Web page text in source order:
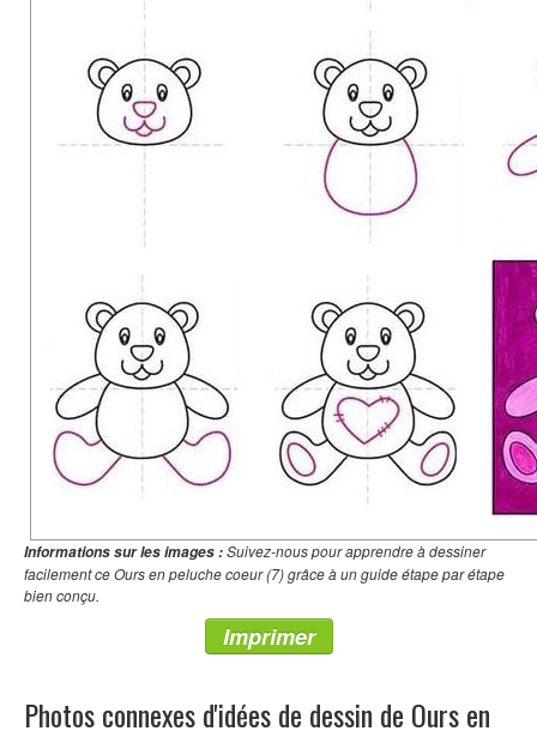
Informations sur les images :Suivez-nous pour apprendre à dessiner
facilement ce Ours en peluche coeur (7) grâce à un guide étape par étape
bien conçu.
Imprimer
Photos connexes d'idées de dessin de Ours en